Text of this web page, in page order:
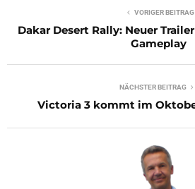
VORIGER BEITRAG
Dakar Desert Rally: Neuer
Gameplay
NÄCHSTER BEITRAG
Victoria 3 kommt im